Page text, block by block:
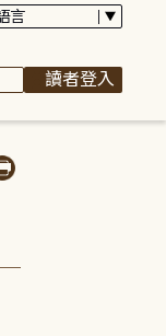
讀者登入